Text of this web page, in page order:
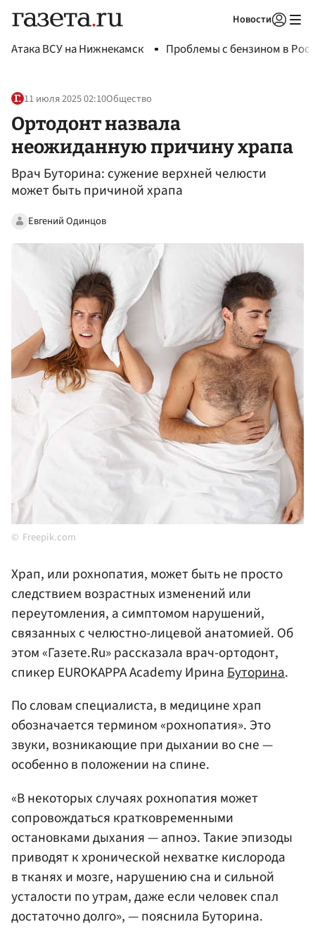
Новости
Атака ВСУ на Нижнекамск Проблемы с бензином в
11 июля 2025 02:10Общество
Ортодонт назвала
неожиданную причину храпа
Врач Буторина: сужение верхней челюсти
может быть причиной храпа
Евгений Одинцов
Freepik.com
Храп, или рохнопатия, может быть не просто
следствием возрастных изменений или
переутомления, а симптомом нарушений,
связанных с челюстно-лицевой анатомией. Об
этом «Газете.Ru» рассказала врач-ортодонт,
спикер EUROKAPPA Academy ИринаБуторина.
По словам специалиста, в медицине храп
обозначается термином «рохнопатия». Это
звуки, возникающие при дыхании во сне —
особенно в положении на спине.
«В некоторых случаях рохнопатия может
сопровождаться кратковременными
остановками дыхания — апноэ. Такие эпизоды
приводят к хронической нехватке кислорода
в тканях и мозге, нарушению сна и сильной
усталости по утрам, даже если человек спал
достаточно долго», — пояснила Буторина.